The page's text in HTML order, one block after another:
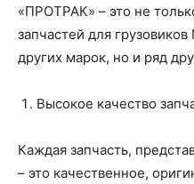
«ПРОТРАК» – это не
запчастей для
других марок, но и ряд
Высокое качество
Каждая запчасть,
– это качественное,